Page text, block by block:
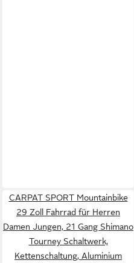
CARPAT SPORT Mountainbike
29 Zoll Fahrrad für Herren
Damen Jungen, 21 Gang Shimano
Tourney Schaltwerk,
Kettenschaltung, Aluminium